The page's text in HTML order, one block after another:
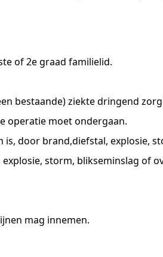
of 2e graad familielid.
bestaande) ziekte dringend
operatie moet ondergaan.
door brand,diefstal, explosie,
storm, blikseminslag of
mag innemen.